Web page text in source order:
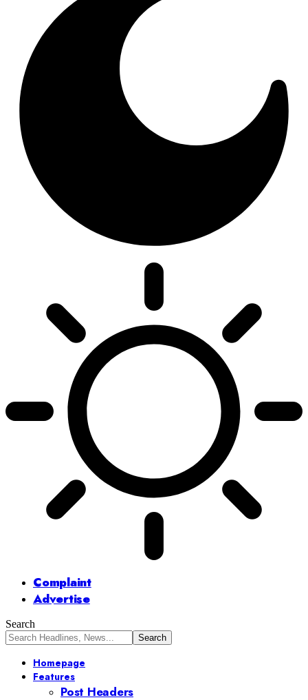
Complaint
Advertise
Search
Homepage
Features
Post Headers